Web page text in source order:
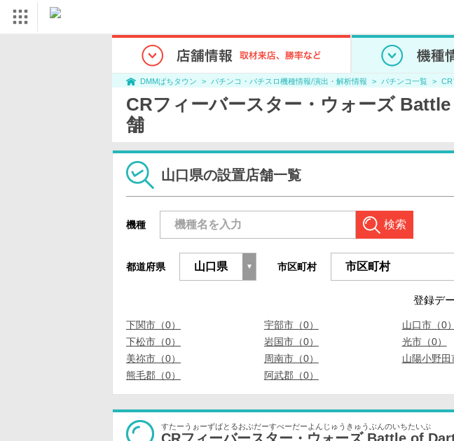
DMMぱちタウン パチンコ・パチスロ機種情報/演出・解析情報 パチンコ一覧 CR
CRフィーバースター・ウォーズ
舗
山口県の設置店舗一覧
機種 検索
都道府県 市区町村
登録デ
下関市（0） 宇部市（0） 山口市（0）
下松市（0）
岩国市（0） 光市（0）
美祢市（0）
周南市（0） 山陽小野田
熊毛郡（0）
阿武郡（0）
すたーうぉーずばとるおぶだーすべーだーよんじゅうきゅうぶんのいちたいぷ